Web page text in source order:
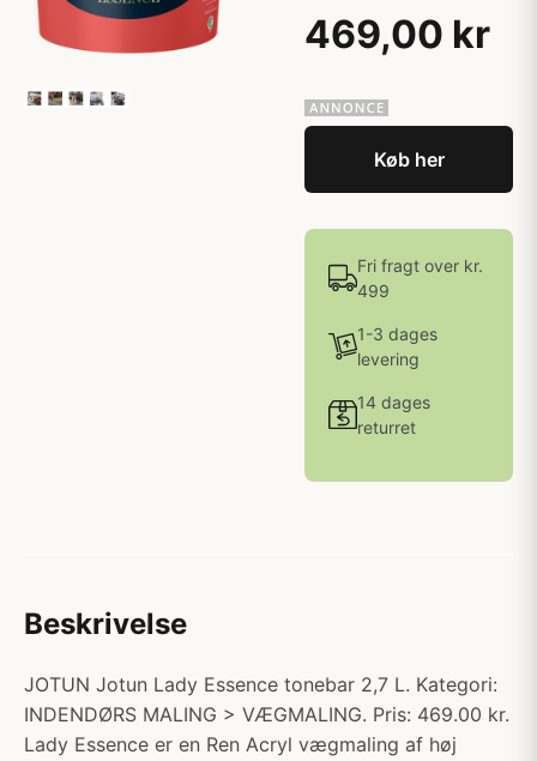
469,00 kr
Køb her
Fri fragt over kr.
499
1-3 dages
levering
14 dages
returret
Beskrivelse
JOTUN Jotun Lady Essence tonebar 2,7 L. Kategori:
INDENDØRS MALING > VÆGMALING. Pris: 469.00 kr.
Lady Essence er en Ren Acryl vægmaling af høj